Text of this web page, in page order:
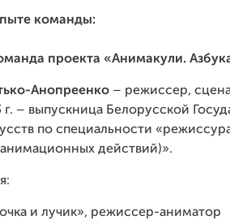
команды:
проекта «Анимакули.
Анопреенко – режиссер,
г. – выпускница Белорусской
по специальности
действий)».
и лучик», режиссер-аниматор